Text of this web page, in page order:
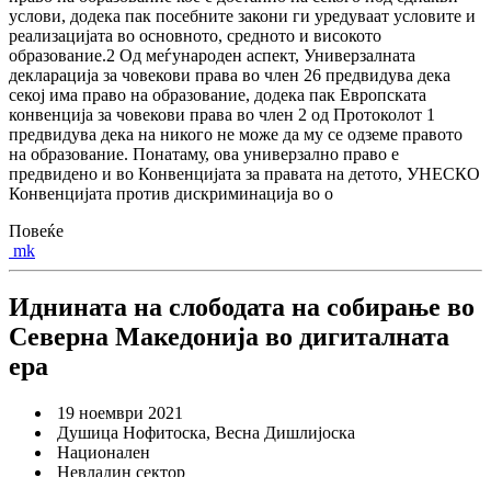
услови, додека пак посебните закони ги уредуваат условите и
реализацијата во основното, средното и високото
образование.2 Од меѓународен аспект, Универзалната
декларација за човекови права во член 26 предвидува дека
секој има право на образование, додека пак Европската
конвенција за човекови права во член 2 од Протоколот 1
предвидува дека на никого не може да му се одземе правото
на образование. Понатаму, ова универзално право е
предвидено и во Конвенцијата за правата на детото, УНЕСКО
Конвенцијата против дискриминација во о
Повеќе
mk
Иднината на слободата на собирање во
Северна Македонија во дигиталната
ера
19 ноември 2021
Душица Нофитоска, Весна Дишлијоска
Национален
Невладин сектор